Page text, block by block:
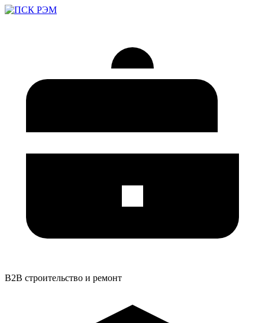
B2B строительство и ремонт